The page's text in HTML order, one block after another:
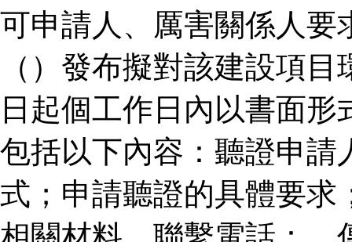
可申請人、厲害關係人要
（）發布擬對該建設項
日起個工作日內以書面
包括以下內容：聽證申請
式；申請聽證的具體要求